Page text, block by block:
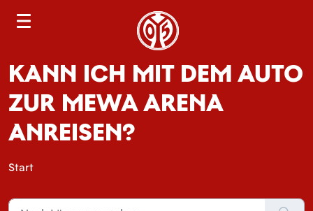
r
KANN ICH MIT DEM AUTO
ZUR MEWA ARENA
ANREISEN?
Start